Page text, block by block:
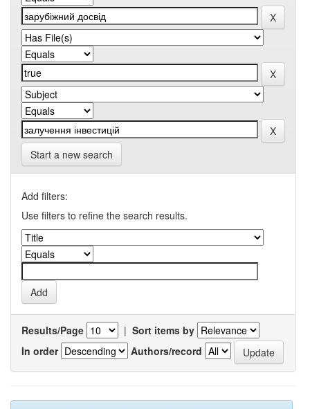
Start a new search
Add filters:
Use filters to refine the search results.
Results/Page | Sort items by
In order
Authors/record